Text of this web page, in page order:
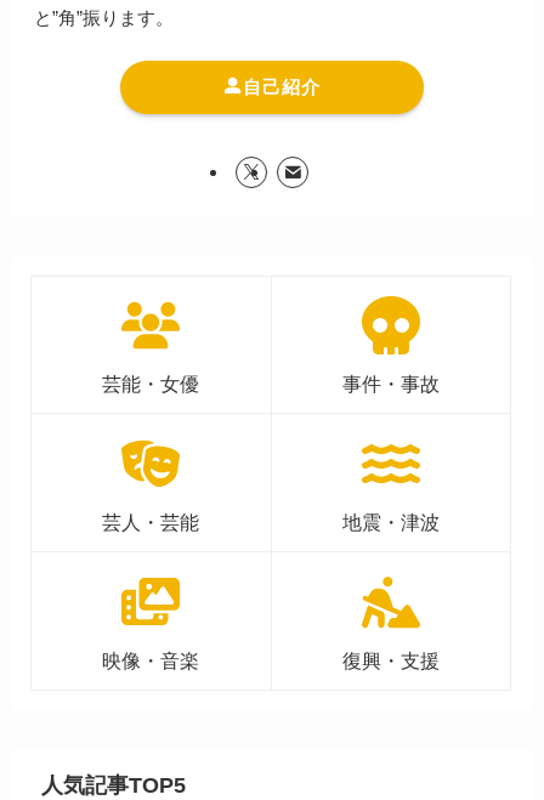
と”角”振ります。
自己紹介
芸能・女優 事件・事故
芸人・芸能 地震・津波
映像・音楽 復興・支援
人気記事TOP5